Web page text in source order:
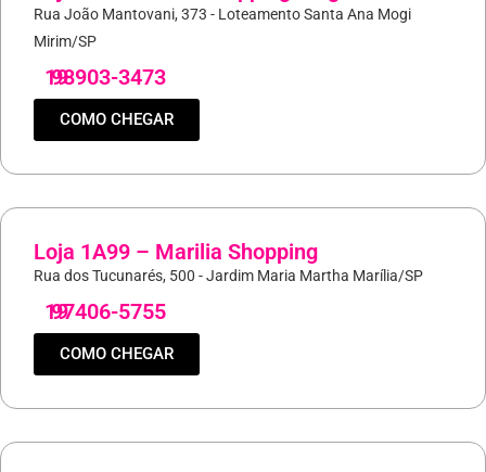
Rua João Mantovani, 373 - Loteamento Santa Ana Mogi
Mirim/SP
19
98903-3473
COMO CHEGAR
Loja 1A99 – Marilia Shopping
Rua dos Tucunarés, 500 - Jardim Maria Martha Marília/SP
19
97406-5755
COMO CHEGAR